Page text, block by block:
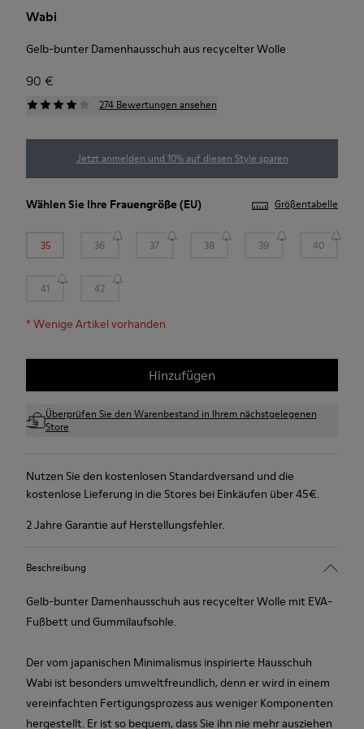
Wabi
Gelb-bunter Damenhausschuh aus recycelter Wolle
90 €
274 Bewertungen ansehen
Jetzt anmelden und 10% auf diesen Style sparen
Wählen Sie Ihre Frauengröße (EU) Größentabelle
35 36 37 38 39 40
41 42
*Wenige Artikel vorhanden
Hinzufügen
Überprüfen Sie den Warenbestand in Ihrem nächstgelegenen
Store
Nutzen Sie den kostenlosen Standardversand und die
kostenlose Lieferung in die Stores bei Einkäufen über 45€.
2 Jahre Garantie auf Herstellungsfehler.
Beschreibung
Gelb-bunter Damenhausschuh aus recycelter Wolle mit EVA-
Fußbett und Gummilaufsohle.
Der vom japanischen Minimalismus inspirierte Hausschuh
Wabi ist besonders umweltfreundlich, denn er wird in einem
vereinfachten Fertigungsprozess aus weniger Komponenten
hergestellt. Er ist so bequem, dass Sie ihn nie mehr ausziehen